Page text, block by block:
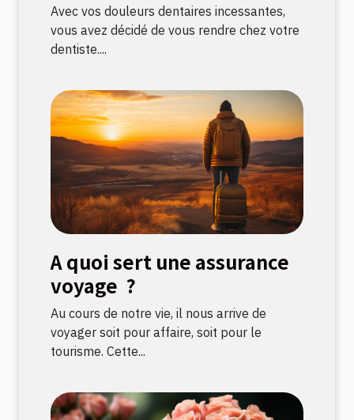
Avec vos douleurs dentaires incessantes,
vous avez décidé de vous rendre chez votre
dentiste....
A quoi sert une assurance
voyage ?
Au cours de notre vie, il nous arrive de
voyager soit pour affaire, soit pour le
tourisme. Cette...